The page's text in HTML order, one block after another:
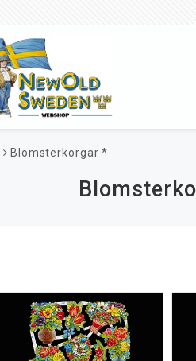
Blomsterkorgar *